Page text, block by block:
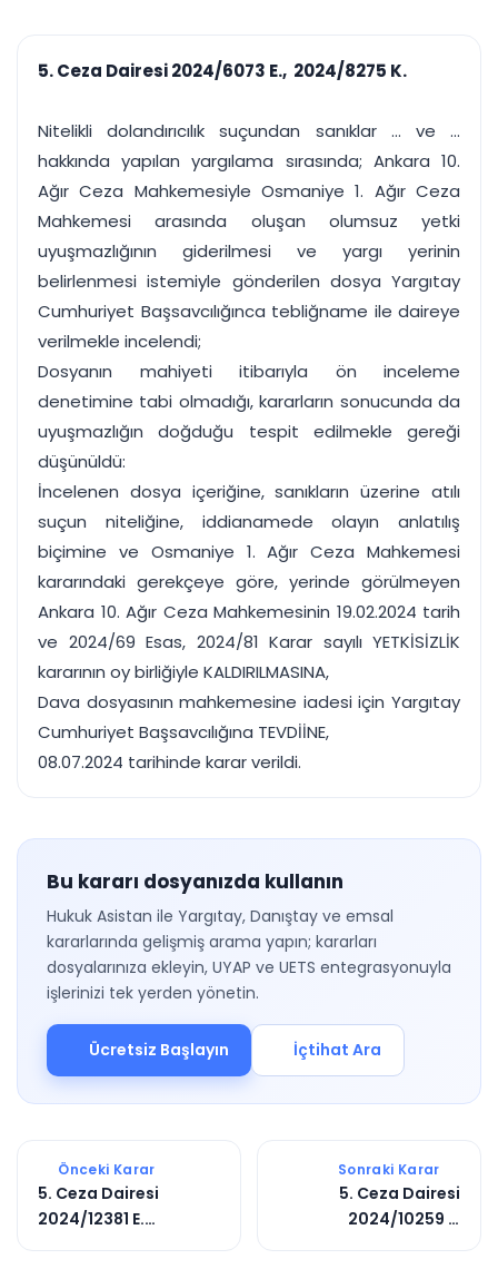
Duruşma ve görev
takvimi
Bildirim
Süreleri asla kaçırmayın
takibi
rapor
Tek panelde uçtan uca yönetim
UYAP & UETS entegrasyonundan finansa, hepsi bir arada.
Tüm özellikleri inceleyin Ücretsiz Başlayın
5. Ceza Dairesi 2024/6073 E., 2024/8275 K.
Nitelikli dolandırıcılık suçundan sanıklar ... ve ...
hakkında yapılan yargılama sırasında; Ankara 10.
Ağır Ceza Mahkemesiyle Osmaniye 1. Ağır Ceza
Mahkemesi arasında oluşan olumsuz yetki
uyuşmazlığının giderilmesi ve yargı yerinin
belirlenmesi istemiyle gönderilen dosya Yargıtay
Cumhuriyet Başsavcılığınca tebliğname ile daireye
verilmekle incelendi;
Dosyanın mahiyeti itibarıyla ön inceleme
denetimine tabi olmadığı, kararların sonucunda da
uyuşmazlığın doğduğu tespit edilmekle gereği
düşünüldü:
İncelenen dosya içeriğine, sanıkların üzerine atılı
suçun niteliğine, iddianamede olayın anlatılış
biçimine ve Osmaniye 1. Ağır Ceza Mahkemesi
kararındaki gerekçeye göre, yerinde görülmeyen
Ankara 10. Ağır Ceza Mahkemesinin 19.02.2024 tarih
ve 2024/69 Esas, 2024/81 Karar sayılı YETKİSİZLİK
kararının oy birliğiyle KALDIRILMASINA,
Dava dosyasının mahkemesine iadesi için Yargıtay
Cumhuriyet Başsavcılığına TEVDİİNE,
08.07.2024 tarihinde karar verildi.
Bu kararı dosyanızda kullanın
Hukuk Asistan ile Yargıtay, Danıştay ve emsal
kararlarında gelişmiş arama yapın; kararları
dosyalarınıza ekleyin, UYAP ve UETS entegrasyonuyla
işlerinizi tek yerden yönetin.
Ücretsiz Başlayın İçtihat Ara
Önceki Karar
5. Ceza Dairesi
2024/12381 E.
Sonraki Karar
5. Ceza Dairesi
2024/10259 E.